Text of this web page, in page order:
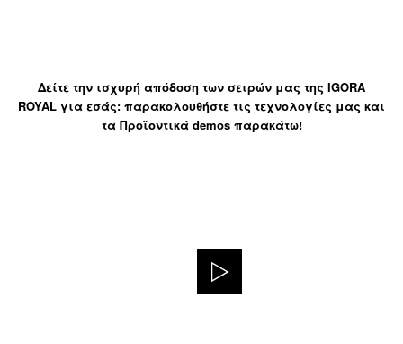
Δείτε την ισχυρή απόδοση των σειρών μας της IGORA
ROYAL για εσάς: παρακολουθήστε τις τεχνολογίες μας και
τα Προϊοντικά demos παρακάτω!